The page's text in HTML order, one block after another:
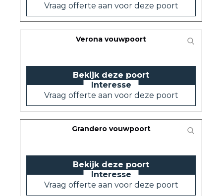
Grandero vouwpoort
Bekijk deze poort
Vraag offerte aan voor deze poort
Vraag offerte aan voor deze poort
Verona vouwpoort
Bekijk deze poort
Vraag offerte aan voor deze poort